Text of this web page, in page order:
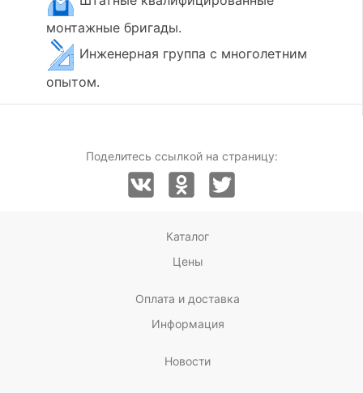
монтажные бригады.
Инженерная группа с многолетним
опытом.
Поделитесь ссылкой на страницу:
Каталог
Цены
Оплата и доставка
Информация
Новости